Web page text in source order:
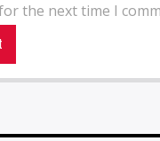
the next time I